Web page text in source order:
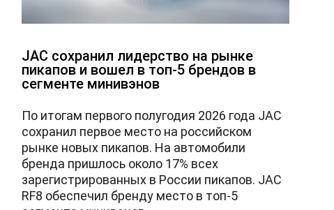
JAC сохранил лидерство на рынке
пикапов и вошел в топ-5 брендов в
сегменте минивэнов
По итогам первого полугодия 2026 года JAC
сохранил первое место на российском
рынке новых пикапов. На автомобили
бренда пришлось около 17% всех
зарегистрированных в России пикапов. JAC
RF8 обеспечил бренду место в топ-5